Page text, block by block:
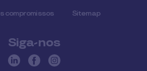
compromissos Sitemap
Siga-nos